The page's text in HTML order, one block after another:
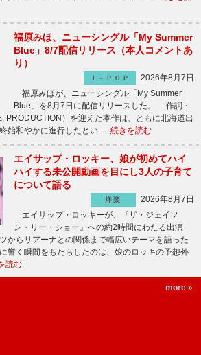
福原みほ、ニューシングル「My Summer
Blue」8/7配信リリース（本人コメントあ
り）
Ｊ－ＰＯＰ
2026年8月7日
福原みほが、ニューシングル「My Summer
Blue」を8月7日に配信リリースした。 作詞・
PRODUCTION）を迎えた本作は、ともに北海道出
始和やかに進行したとい … 続きを読む
エイサップ・ロッキー、娘が初めてハイ
ハイする未公開動画を目にし3人の子育て
について語る
洋楽
2026年8月7日
エイサップ・ロッキーが、『ザ・ジェイソ
ン・リー・ショー』への約2時間にわたる出演
からリアーナとの関係まで幅広いテーマを語った
響く瞬間をもたらしたのは、娘のロッキの予想外
読む
more »